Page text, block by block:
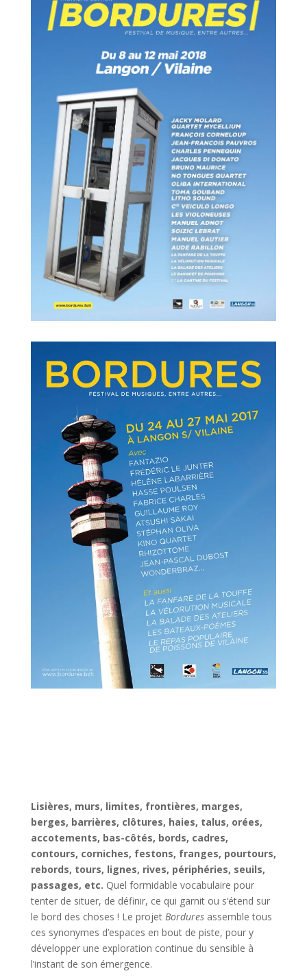
Lisières, murs, limites, frontières, marges,
berges, barrières, clôtures, haies, talus, orées,
accotements, bas-côtés, bords, cadres,
contours, corniches, festons, franges, pourtours,
rebords, tours, lignes, rives, périphéries, seuils,
passages, etc. Quel formidable vocabulaire pour
tenter de situer, de définir, ce qui garnit ou s‘étend sur
le bord des choses ! Le projet Borduresassemble tous
ces synonymes d’espaces en bout de piste, pour y
développer une exploration continue du sensible à
l’instant de son émergence.